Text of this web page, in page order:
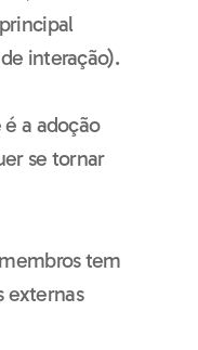
interação).
é a adoção
se tornar
tem
externas